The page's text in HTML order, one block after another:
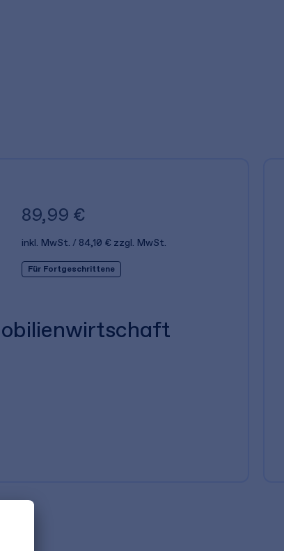
89,99 €
inkl. MwSt. 84,10 € zzgl. MwSt.
Für Fortgeschrittene